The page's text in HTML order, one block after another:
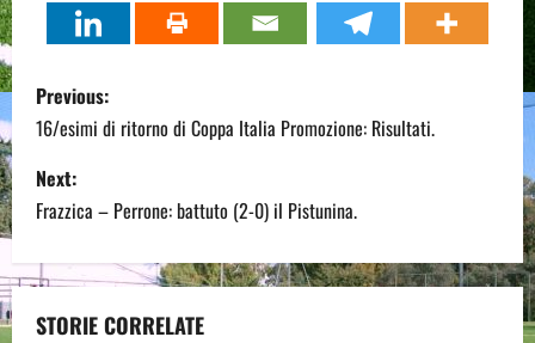
P
o
s
t
n
Previous:
16/esimi di ritorno di Coppa Italia Promozione: Risultati.
Next:
Frazzica – Perrone: battuto (2-0) il Pistunina.
STORIE CORRELATE